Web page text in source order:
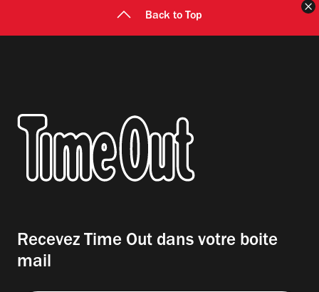
Back to Top
Recevez Time Out dans votre boite
mail